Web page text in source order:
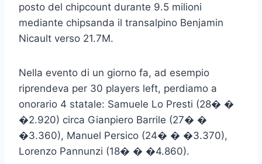
posto del chipcount durante 9.5 milioni
mediante chipsanda il transalpino Benjamin
Nicault verso 21.7M.
Nella evento di un giorno fa, ad esempio
riprendeva per 30 players left, perdiamo a
onorario 4 statale: Samuele Lo Presti (28� �
�2.920) circa Gianpiero Barrile (27� �
�3.360), Manuel Persico (24� � �3.370),
Lorenzo Pannunzi (18� � �4.860).